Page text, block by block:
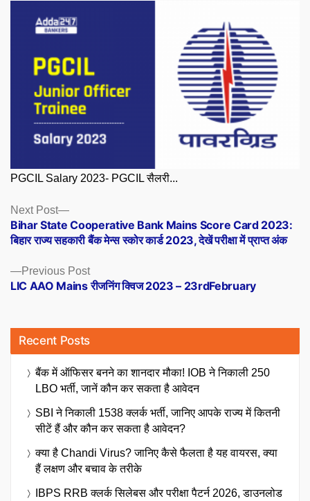
PGCIL Salary 2023- PGCIL सैलरी...
Posts
navigation
Previous PostPrevious
post:
LIC AAO Mains रीजनिंग क्विज 2023 – 23rdFebruary
Next Post
Next
post:
Bihar State Cooperative Bank Mains Score Card 2023:
बिहार राज्य सहकारी बैंक मेन्स स्कोर कार्ड 2023, देखें परीक्षा में प्राप्त अंक
Recent Posts
बैंक में ऑफिसर बनने का शानदार मौका! IOB ने निकाली 250
LBO भर्ती, जानें कौन कर सकता है आवेदन
SBI ने निकाली 1538 क्लर्क भर्ती, जानिए आपके राज्य में कितनी
सीटें हैं और कौन कर सकता है आवेदन?
क्या है Chandi Virus? जानिए कैसे फैलता है यह वायरस, क्या
हैं लक्षण और बचाव के तरीके
IBPS RRB क्लर्क सिलेबस और परीक्षा पैटर्न 2026, डाउनलोड